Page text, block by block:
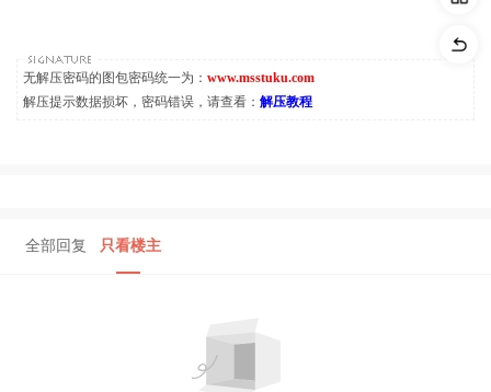
无解压密码的图包密码统一为： www.msstuku.com
解压提示数据损坏，密码错误，请查看： 解压教程
全部回复 只看楼主